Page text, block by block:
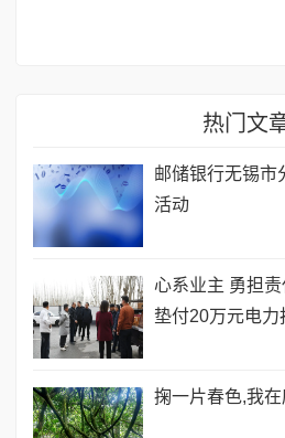
热门文
邮储银行无锡市
活动
心系业主 勇担
垫付20万元电
掬一片春色,我